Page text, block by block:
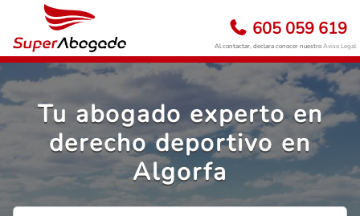
605 059 619
Al contactar, declara conocer nuestroAviso Legal
Tu abogado experto en
derecho deportivo en
Algorfa